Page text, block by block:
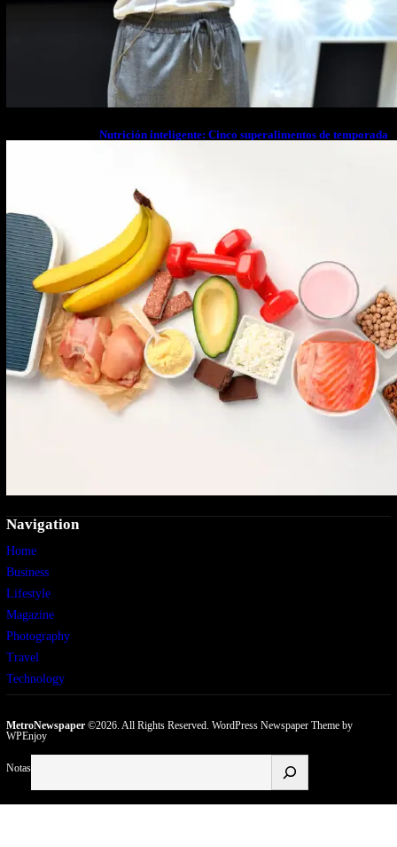
Nutrición inteligente: Cinco superalimentos de temporada
Navigation
Home
Business
Lifestyle
Magazine
Photography
Travel
Technology
MetroNewspaper©2026. All Rights Reserved. WordPress Newspaper Themeby
WPEnjoy
Notas